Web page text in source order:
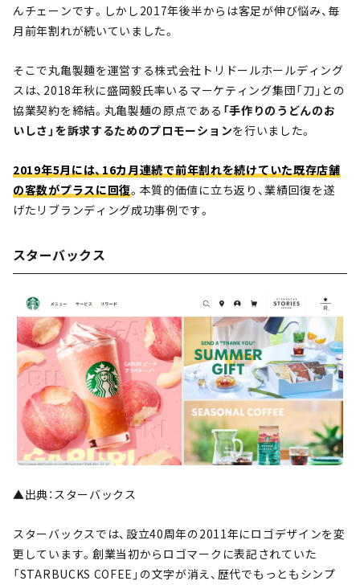
んチェーンです。しかし2017年後半からは客足が伸び悩み、毎
月前年割れが続いていました。
そこで丸亀製麵を運営する株式会社トリドールホールディング
スは、2018年秋に盛岡毅氏率いるマーケティング集団「刀」との
協業契約を締結。丸亀製麺の原点である 「手作りのうどんのお
いしさ」を訴求するためのプロモーションを行いました。
2019年5月には、16カ月連続で前年割れを続けていた既存店舗
の客数がプラスに回復。本質的価値に立ち返り、業績回復を遂
げたリブランディング成功事例です。
スターバックス
▲出典：スターバックス
スターバックスでは、設立40周年の2011年にロゴデザインを変
更しています。創業当初からロゴマークに表記されていた
「STARBUCKS COFEE」の文字が消え、歴代でもっともシンプ